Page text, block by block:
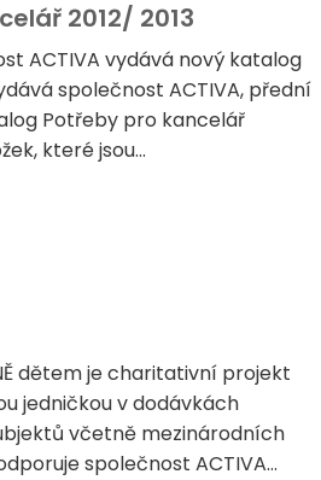
2012/ 2013
ACTIVA vydává nový katalog
společnost ACTIVA, přední
Potřeby pro kancelář
které jsou...
dětem je charitativní projekt
jedničkou v dodávkách
včetně mezinárodních
společnost ACTIVA...